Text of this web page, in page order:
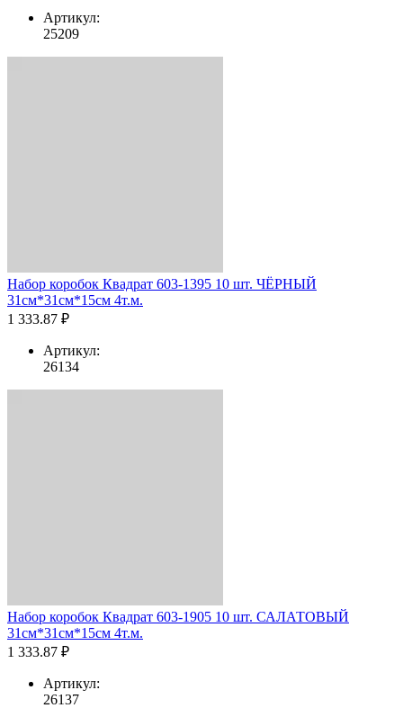
Артикул:
25209
Набор коробок Квадрат 603-1395 10 шт. ЧЁРНЫЙ
31см*31см*15см 4т.м.
1 333.87 ₽
Артикул:
26134
Набор коробок Квадрат 603-1905 10 шт. САЛАТОВЫЙ
31см*31см*15см 4т.м.
1 333.87 ₽
Артикул:
26137